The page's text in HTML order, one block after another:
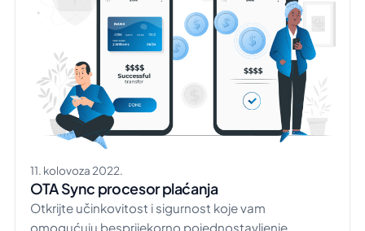
11. kolovoza 2022.
OTA Sync procesor plaćanja
Otkrijte učinkovitost i sigurnost koje vam
omogućuju besprijekorno pojednostavljenje